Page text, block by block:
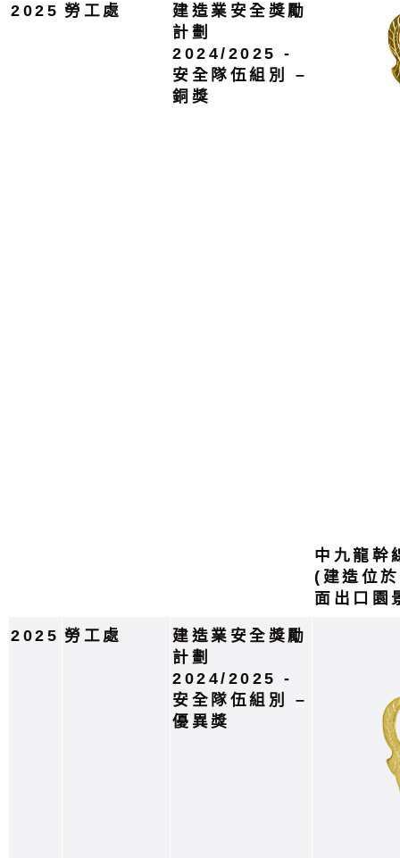
2025 勞工處
建造業安全獎勵
計劃
2024/2025 -
安全隊伍組別 –
銅獎
中九龍幹
(建造位
面出口園
2025 勞工處
建造業安全獎勵
計劃
2024/2025 -
安全隊伍組別 –
優異獎